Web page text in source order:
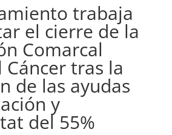
trabaja
el cierre de la
Comarcal
tras la
de las ayudas
y
del 55%